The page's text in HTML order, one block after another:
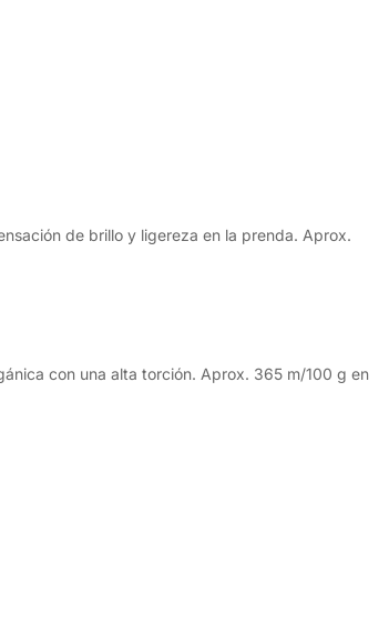
de brillo y ligereza en la prenda. Aprox.
con una alta torción. Aprox. 365 m/100 g en